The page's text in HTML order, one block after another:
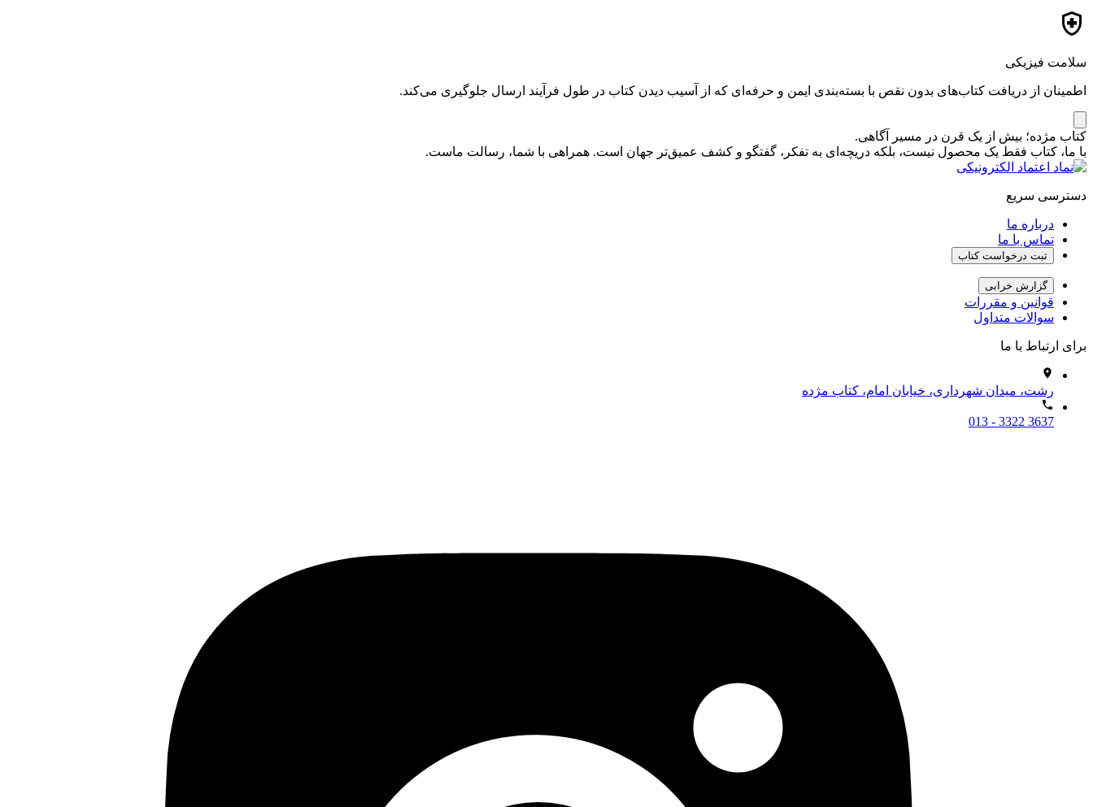
سلامت فیزیکی
اطمینان از دریافت کتاب‌های بدون نقص با بسته‌بندی ایمن و حرفه‌ای که از آسیب دیدن کتاب در طول فرآیند ارسال جلوگیری می‌کند.
کتاب مژده؛ بیش از یک قرن در مسیر آگاهی.
با ما، کتاب فقط یک محصول نیست، بلکه دریچه‌ای به تفکر، گفتگو و کشف عمیق‌تر جهان است. همراهی با شما، رسالت ماست.
دسترسی سریع
درباره ما
تماس با ما
ثبت درخواست کتاب
گزارش خرابی
قوانین و مقررات
سوالات متداول
برای ارتباط با ما
رشت، میدان شهرداری، خیابان امام، کتاب مژده
013 - 3322 3637